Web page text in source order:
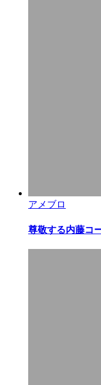
アメブロ
尊敬する内藤コ